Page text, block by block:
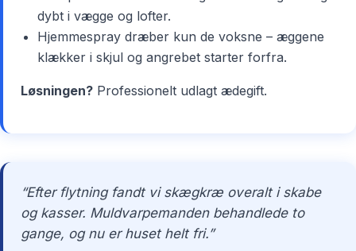
dybt i vægge og lofter.
Hjemmespray dræber kun de voksne – æggene
klækker i skjul og angrebet starter forfra.
Løsningen? Professionelt udlagt ædegift.
“Efter flytning fandt vi skægkræ overalt i skabe
og kasser. Muldvarpemanden behandlede to
gange, og nu er huset helt fri.”